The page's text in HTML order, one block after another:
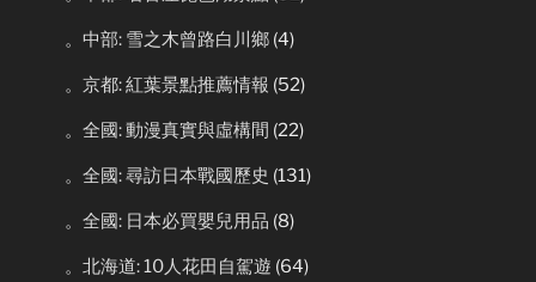
。中部: 雪之木曾路白川鄉 (4)
。京都: 紅葉景點推薦情報 (52)
。全國: 動漫真實與虛構間 (22)
。全國: 尋訪日本戰國歷史 (131)
。全國: 日本必買嬰兒用品 (8)
。北海道: 10人花田自駕遊 (64)